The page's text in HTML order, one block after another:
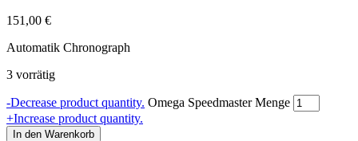
151,00 €
Automatik Chronograph
3 vorrätig
-Decrease product quantity. Omega Speedmaster Menge
+Increase product quantity.
In den Warenkorb